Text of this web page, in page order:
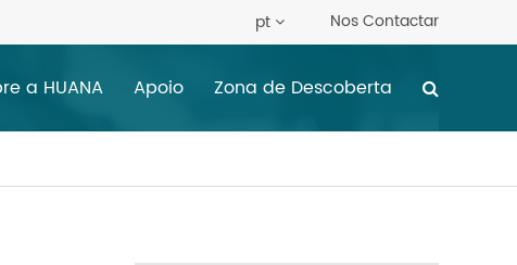
pt Nos Contactar
a HUANA Apoio Zona de Descoberta